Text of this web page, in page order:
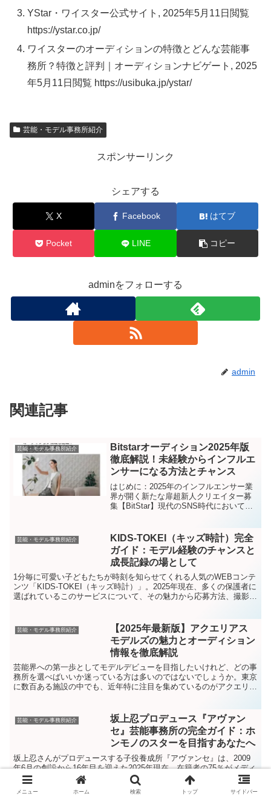
YStar・ワイスター公式サイト, 2025年5月11日閲覧
https://ystar.co.jp/
ワイスターのオーディションの特徴とどんな芸能事
務所？特徴と評判｜オーディションナビゲート, 2025
年5月11日閲覧 https://usibuka.jp/ystar/
芸能・モデル事務所紹介
スポンサーリンク
シェアする
X Facebook はてブ
Pocket LINE コピー
adminをフォローする
admin
関連記事
芸能・モデル事務所紹介
Bitstarオーディション2025年版
徹底解説！未経験からインフルエ
ンサーになる方法とチャンス
はじめに：2025年のインフルエンサー業
界が開く新たな扉超新人クリエイター募
集【BitStar】現代のSNS時代において、
人で成功するのは簡単ではありません。
フォロワー...
芸能・モデル事務所紹介
KIDS-TOKEI（キッズ時計）完全
ガイド：モデル経験のチャンスと
成長記録の場として
1分毎に可愛い子どもたちが時刻を知らせてくれる人気のWEBコンテ
ンツ「KIDS-TOKEI（キッズ時計）」。2025年現在、多くの保護者に
選ばれているこのサービスについて、その魅力から応募方法、撮影会
芸能・モデル事務所紹介
【2025年最新版】アクエリアス
モデルズの魅力とオーディション
情報を徹底解説
芸能界への第一歩としてモデルデビューを目指したいけれど、どの事
務所を選べばいいか迷っている方は多いのではないでしょうか。東京
に数百ある施設の中でも、近年特に注目を集めているのがアクエリア
芸能・モデル事務所紹介
坂上忍プロデュース『アヴァン
セ』芸能事務所の完全ガイド：ホ
ンモノのスターを目指すあなたへ
坂上忍さんがプロデュースする子役養成所『アヴァンセ』は、2009
年6月の創設から16年目を迎えた2025年現在、在籍者の75％がメディ
アに露出するという驚異的な実績を誇る芸能事務所として、業界内で
確固たる地位を築いています。テレビで見かける...
メニュー ホーム 検索 トップ サイドバー